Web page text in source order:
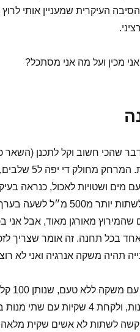
הסיבה העיקרית שמעניין אותי
מכין ועל מה אני מסתכל?
מים ושטויות לאכול, כנראה
אמור לשתות יותר
שהמירוץ מאורגן מאוד, אבל אני
בכל תחנה. זה אומר שצריך
תהיה משקה אנרגיה ואני לא
שתי מנות, ולקחת 4 שקיות